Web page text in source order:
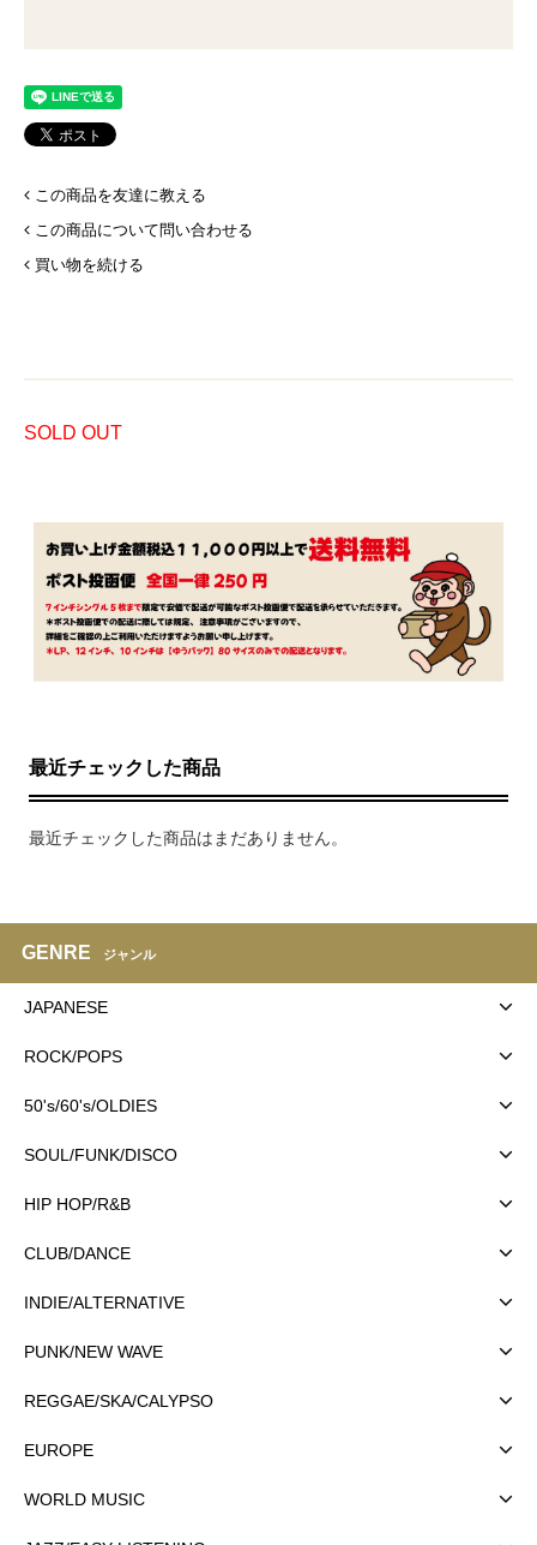
この商品を友達に教える
この商品について問い合わせる
買い物を続ける
SOLD OUT
最近チェックした商品
最近チェックした商品はまだありません。
GENRE ジャンル
JAPANESE
ROCK/POPS
50's/60's/OLDIES
SOUL/FUNK/DISCO
HIP HOP/R&B
CLUB/DANCE
INDIE/ALTERNATIVE
PUNK/NEW WAVE
REGGAE/SKA/CALYPSO
EUROPE
WORLD MUSIC